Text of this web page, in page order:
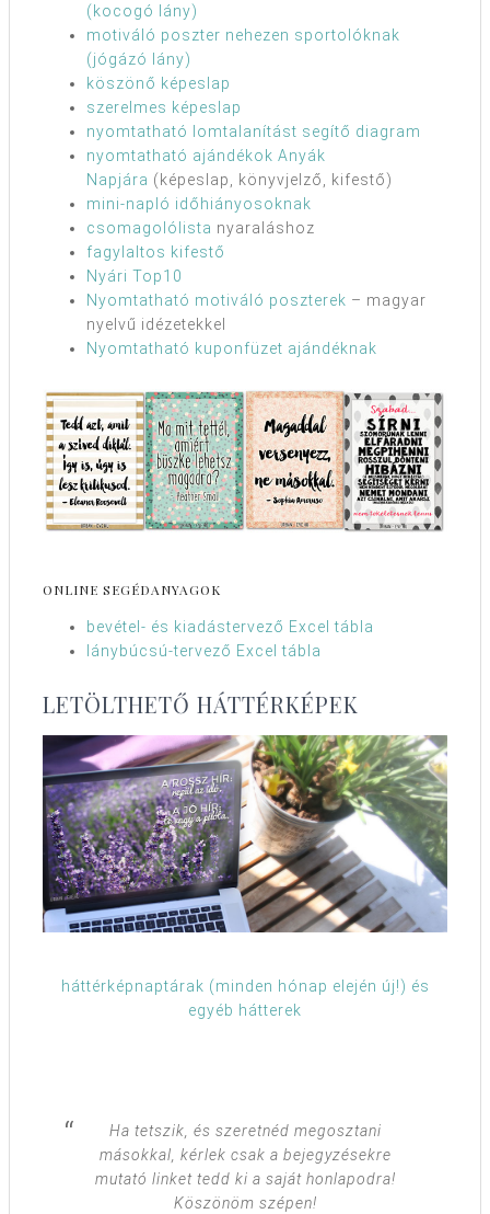
(kocogó lány)
motiváló poszter nehezen sportolóknak
(jógázó lány)
köszönő képeslap
szerelmes képeslap
nyomtatható lomtalanítást segítő diagram
nyomtatható ajándékok Anyák
Napjára (képeslap, könyvjelző, kifestő)
mini-napló időhiányosoknak
csomagolólista nyaraláshoz
fagylaltos kifestő
Nyári Top10
Nyomtatható motiváló poszterek – magyar
nyelvű idézetekkel
Nyomtatható kuponfüzet ajándéknak
ONLINE SEGÉDANYAGOK
bevétel- és kiadástervező Excel tábla
lánybúcsú-tervező Excel tábla
LETÖLTHETŐ HÁTTÉRKÉPEK
háttérképnaptárak (minden hónap elején új!) és
egyéb hátterek
Ha tetszik, és szeretnéd megosztani
másokkal, kérlek csak a bejegyzésekre
mutató linket tedd ki a saját honlapodra!
Köszönöm szépen!